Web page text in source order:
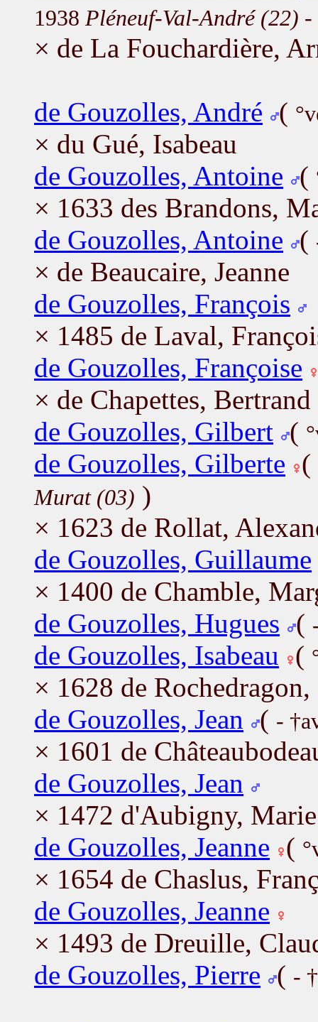
1938 Pléneuf-Val-André (22) -
× de La Fouchardière,
de Gouzolles, André (
× du Gué, Isabeau
de Gouzolles, Antoine (
× 1633 des Brandons,
de Gouzolles, Antoine (
× de Beaucaire, Jeanne
de Gouzolles, François
× 1485 de Laval,
de Gouzolles, Françoise
× de Chapettes, Bertrand
de Gouzolles, Gilbert (
de Gouzolles, Gilberte (
Murat (03) )
× 1623 de Rollat,
de Gouzolles, Guillaume
× 1400 de Chamble,
de Gouzolles, Hugues (
de Gouzolles, Isabeau (
× 1628 de
de Gouzolles, Jean
( -
× 1601 de
de Gouzolles, Jean
× 1472 d'Aubigny, Marie
de Gouzolles, Jeanne (
× 1654 de Chaslus,
de Gouzolles, Jeanne
× 1493 de Dreuille,
de Gouzolles, Pierre ( -